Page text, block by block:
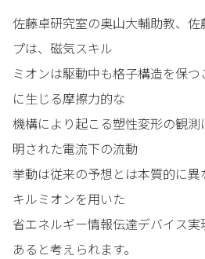
佐藤卓研究室の奥山大輔助教、
プは、磁気スキル
ミオンは駆動中も格子構造を保
に生じる摩擦力的な
機構により起こる塑性変形の観
明された電流下の流動
挙動は従来の予想とは本質的に
キルミオンを用いた
省エネルギー情報伝達デバイス
あると考えられます。